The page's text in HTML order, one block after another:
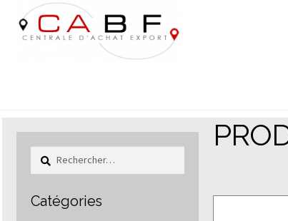
Aller
à
la
Aller
au
contenu
Rechercher :
Catégories